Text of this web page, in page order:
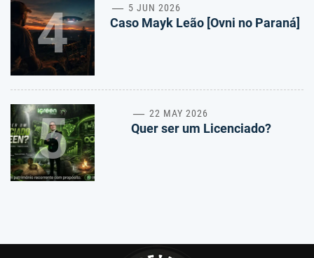
4 5 JUN 2026
Caso Mayk Leão [Ovni no Paraná]
5 22 MAY 2026
Quer ser um Licenciado?